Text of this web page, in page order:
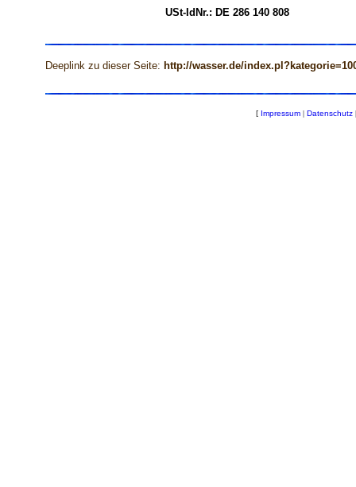
USt-IdNr.: DE 286 140 808
Deeplink zu dieser Seite: http://wasser.de/
[ Impressum | Datenschutz